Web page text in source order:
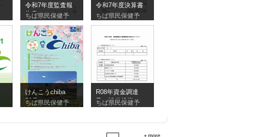
令和7年度監査報
告書
ちば県民保健予
令和7年度決算書
ちば県民保健予
けんこうchiba
89号
ちば県民保健予
R08年資金調達
及び設備投資の
見込
ちば県民保健予
+ more